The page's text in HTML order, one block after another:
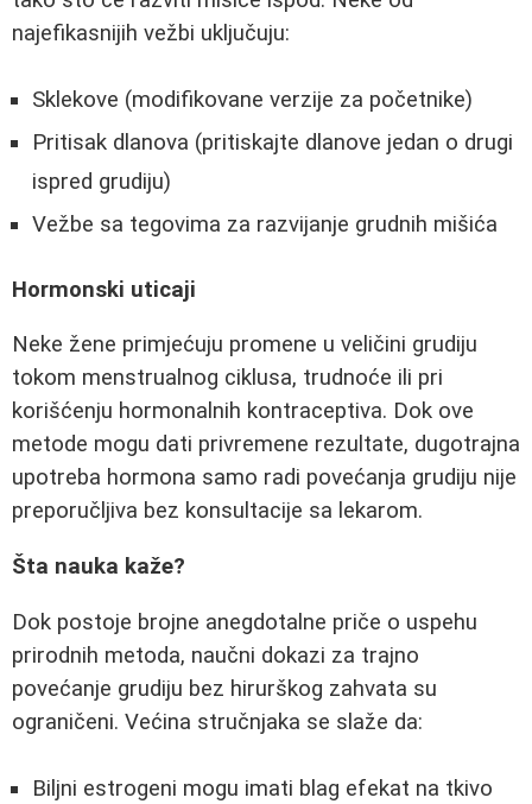
najefikasnijih vežbi uključuju:
Sklekove (modifikovane verzije za početnike)
Pritisak dlanova (pritiskajte dlanove jedan o drugi
ispred grudiju)
Vežbe sa tegovima za razvijanje grudnih mišića
Hormonski uticaji
Neke žene primjećuju promene u veličini grudiju
tokom menstrualnog ciklusa, trudnoće ili pri
korišćenju hormonalnih kontraceptiva. Dok ove
metode mogu dati privremene rezultate, dugotrajna
upotreba hormona samo radi povećanja grudiju nije
preporučljiva bez konsultacije sa lekarom.
Šta nauka kaže?
Dok postoje brojne anegdotalne priče o uspehu
prirodnih metoda, naučni dokazi za trajno
povećanje grudiju bez hirurškog zahvata su
ograničeni. Većina stručnjaka se slaže da:
Biljni estrogeni mogu imati blag efekat na tkivo